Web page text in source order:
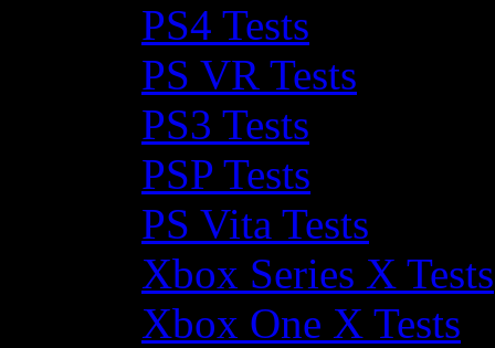
PS4 Tests
PS VR Tests
PS3 Tests
PSP Tests
PS Vita Tests
Xbox Series X Tests
Xbox One X Tests